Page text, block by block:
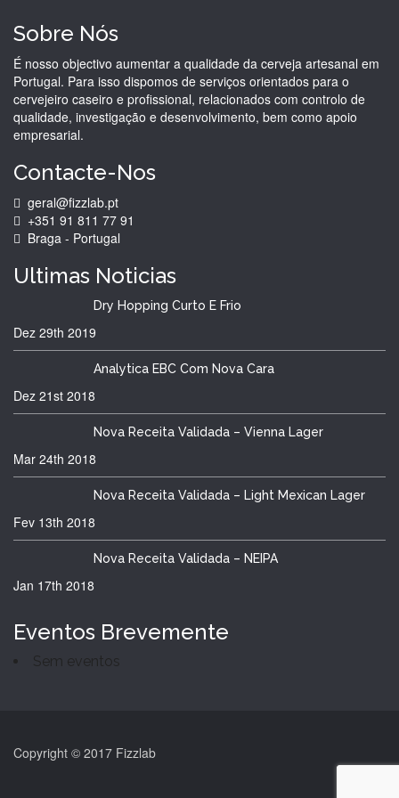
Sobre Nós
É nosso objectivo aumentar a qualidade da cerveja artesanal em
Portugal. Para isso dispomos de serviços orientados para o
cervejeiro caseiro e profissional, relacionados com controlo de
qualidade, investigação e desenvolvimento, bem como apoio
empresarial.
Contacte-Nos
geral@fizzlab.pt
+351 91 811 77 91
Braga - Portugal
Ultimas Noticias
Dry Hopping Curto E Frio
Dez 29th 2019
Analytica EBC Com Nova Cara
Dez 21st 2018
Nova Receita Validada – Vienna Lager
Mar 24th 2018
Nova Receita Validada – Light Mexican Lager
Fev 13th 2018
Nova Receita Validada – NEIPA
Jan 17th 2018
Eventos Brevemente
Sem eventos
Copyright © 2017 Fizzlab